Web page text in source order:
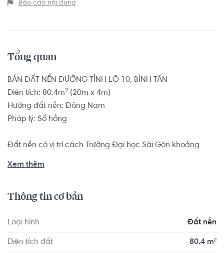
Báo cáo nội dung
Tổng quan
BÁN ĐẤT NỀN ĐƯỜNG TỈNH LỘ 10, BÌNH TÂN
Diện tích: 80.4m² (20m x 4m)
Hướng đất nền: Đông Nam
Pháp lý: Sổ hồng
Đất nền có vị trí cách Trường Đại học Sài Gòn khoảng
dục và giải trí.
Xem thêm
Thông tin cơ bản
Loại hình Đất nền
Diện tích đất 80.4 m²